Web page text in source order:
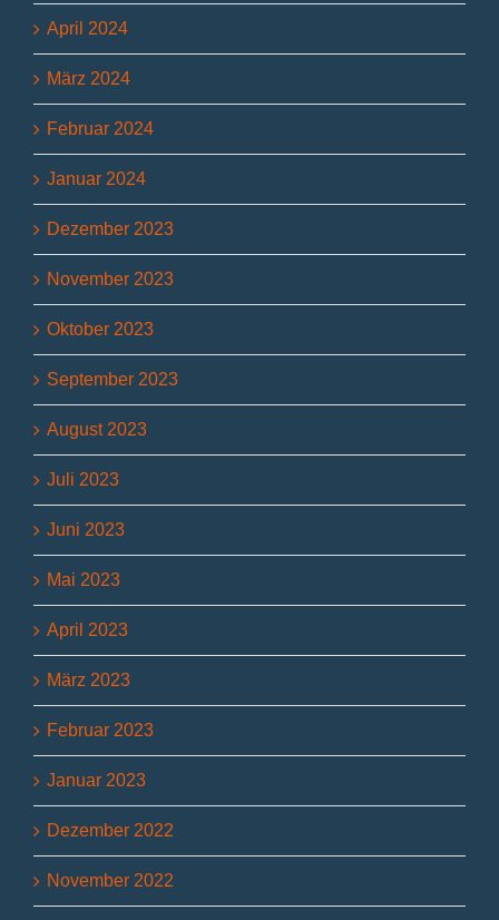
April 2024
März 2024
Februar 2024
Januar 2024
Dezember 2023
November 2023
Oktober 2023
September 2023
August 2023
Juli 2023
Juni 2023
Mai 2023
April 2023
März 2023
Februar 2023
Januar 2023
Dezember 2022
November 2022